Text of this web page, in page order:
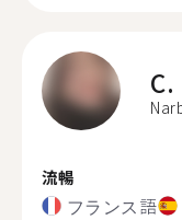
C.
流暢
フランス語